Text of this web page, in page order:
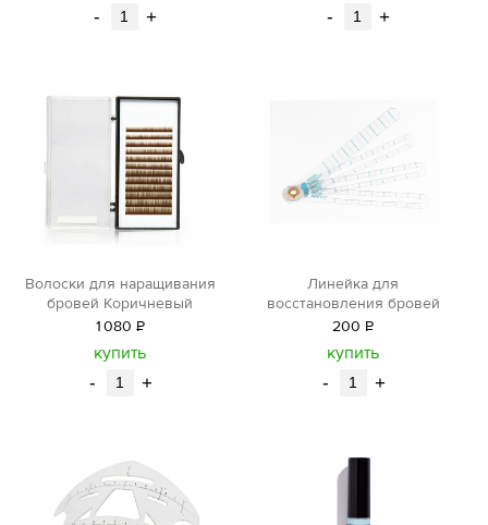
- + - +
Волоски для наращивания
бровей Коричневый
1080 Р
уб.
купить
- +
Линейка для
восстановления бровей
200 Р
уб.
купить
- +